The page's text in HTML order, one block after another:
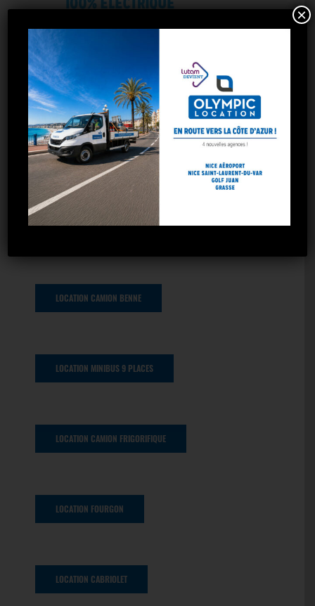
LOCATION TWIZY
LOCATION 20M3
LOCATION CAMION BENNE
LOCATION MINIBUS 9 PLACES
LOCATION CAMION FRIGORIFIQUE
LOCATION FOURGON
LOCATION CABRIOLET
×